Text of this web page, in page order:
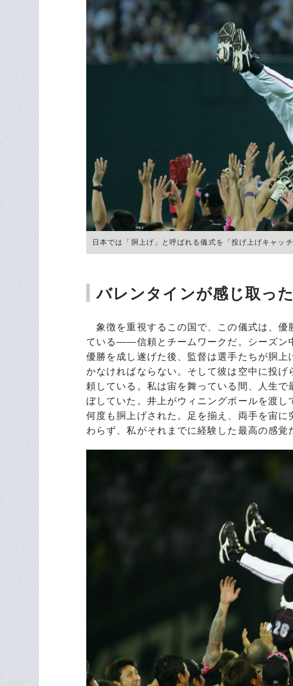
日本では「胴上げ」と呼ばれる儀式を「投げ上げキャ
バレンタインが感じ取っ
象徴を重視するこの国で、この儀式は、優
ている――信頼とチームワークだ。シーズン
優勝を成し遂げた後、監督は選手たちが胴
かなければならない。そして彼は空中に投
頼している。私は宙を舞っている間、人生
ぼしていた。井上がウィニングボールを渡し
何度も胴上げされた。足を揃え、両手を宙
わらず、私がそれまでに経験した最高の感覚